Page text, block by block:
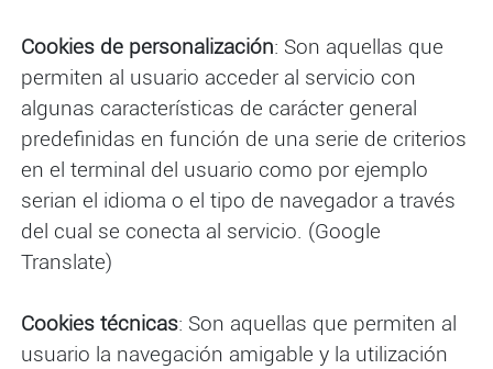
Cookies de personalización: Son aquellas que
permiten al usuario acceder al servicio con
algunas características de carácter general
predefinidas en función de una serie de criterios
en el terminal del usuario como por ejemplo
serian el idioma o el tipo de navegador a través
del cual se conecta al servicio. (Google
Translate)
Cookies técnicas: Son aquellas que permiten al
usuario la navegación amigable y la utilización